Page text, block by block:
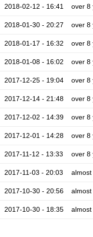
2018-02-12 - 16:41 over 8
2018-01-30 - 20:27 over 8
2018-01-17 - 16:32 over 8
2018-01-08 - 16:02 over 8
2017-12-25 - 19:04 over 8
2017-12-14 - 21:48 over 8
2017-12-02 - 14:39 over 8
2017-12-01 - 14:28 over 8
2017-11-12 - 13:33 over 8
2017-11-03 - 20:03
2017-10-30 - 20:56
2017-10-30 - 18:35